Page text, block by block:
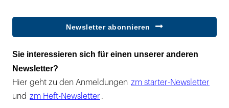
Newsletter abonnieren
Sie interessieren sich für einen unserer anderen
Newsletter?
Hier geht zu den Anmeldungen zm starter-Newsletter
und zm Heft-Newsletter .